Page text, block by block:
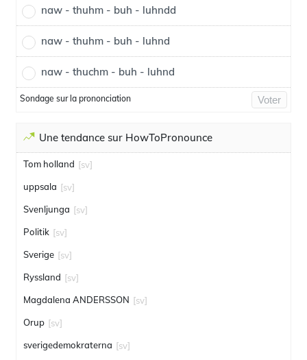
naw - thuhm - buh - luhndd
naw - thuhm - buh - luhnd
naw - thuchm - buh - luhnd
Sondage sur la prononciation Voter
Une tendance sur HowToPronounce
Tom holland [sv]
uppsala [sv]
Svenljunga [sv]
Politik [sv]
Sverige [sv]
Ryssland [sv]
Magdalena ANDERSSON [sv]
Orup [sv]
sverigedemokraterna [sv]